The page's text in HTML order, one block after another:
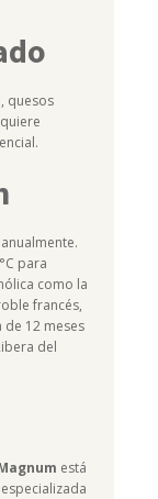
quesos
para
como la
francés,
12 meses
del
está